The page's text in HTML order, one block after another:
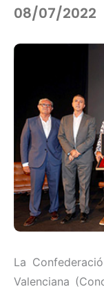
08/07/2022
La
Valenciana